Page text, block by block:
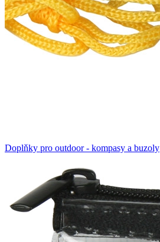
Doplňky pro outdoor - kompasy a buzoly